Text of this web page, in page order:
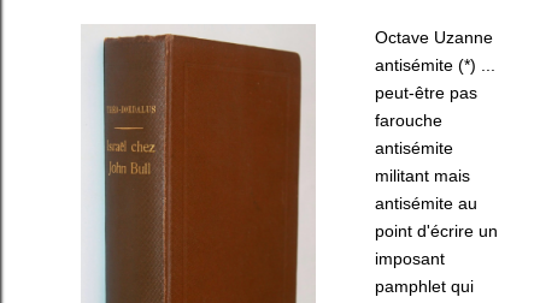
Octave Uzanne
antisémite (*) ...
peut-être pas
farouche
antisémite
militant mais
antisémite au
point d'écrire un
imposant
pamphlet qui